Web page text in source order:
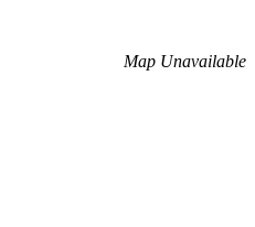
Map Unavailable